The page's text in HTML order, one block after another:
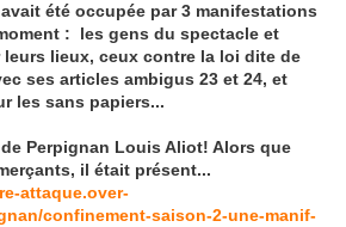
été occupée par 3 manifestations
: les gens du spectacle et
lieux, ceux contre la loi dite de
ses articles ambigus 23 et 24, et
les sans papiers...
Perpignan Louis Aliot! Alors que
il était présent...
attaque.over-
confinement-saison-2-une-manif-